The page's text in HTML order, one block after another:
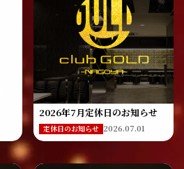
2026年7月定休日のお知らせ
定休日のお知らせ 2026.07.01